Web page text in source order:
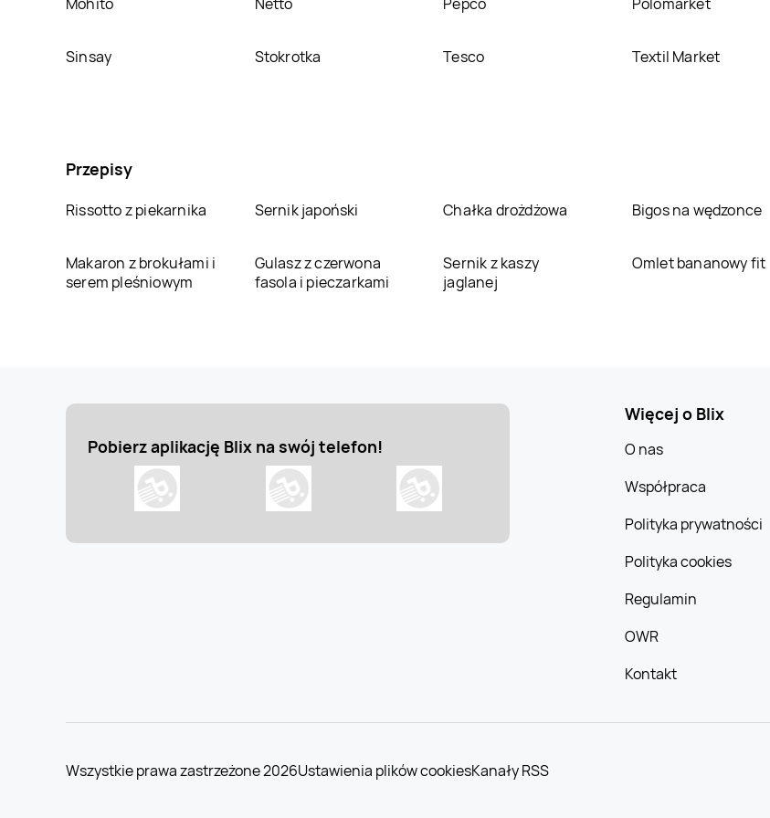
Sinsay Stokrotka Tesco Textil Market
Przepisy
Rissotto z piekarnika Sernik japoński Chałka drożdżowa Bigos na wędzonce
Makaron z brokułami i
serem pleśniowym
Gulasz z czerwona
fasola i pieczarkami
Sernik z kaszy
jaglanej
Omlet bananowy fit
Pobierz aplikację Blix na swój telefon!
Więcej o Blix
O nas
Współpraca
Polityka prywatności
Polityka cookies
Regulamin
OWR
Kontakt
Wszystkie prawa zastrzeżone 2026Ustawienia plików cookiesKanały RSS